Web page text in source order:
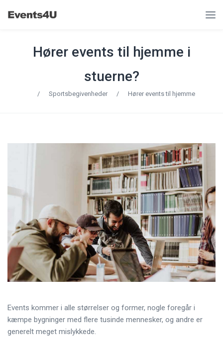
Hører events til hjemme i
stuerne?
/ Sportsbegivenheder / Hører events til hjemme
Events kommer i alle størrelser og former, nogle foregår i
kæmpe bygninger med flere tusinde mennesker, og andre er
generelt meget mislykkede.